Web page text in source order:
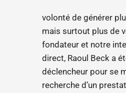
volonté de générer
mais surtout plus de
fondateur et notre
direct, Raoul Beck a
déclencheur pour se
recherche d’un